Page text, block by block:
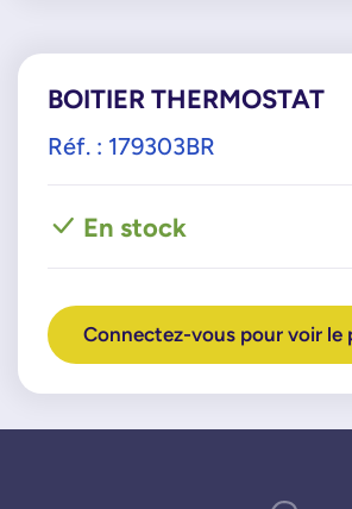
BOITIER THERMOSTAT
Réf. : 179303BR
En stock
Connectez-vous pour voir le